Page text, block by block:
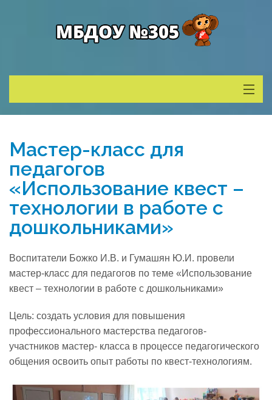
Деятельность
Родителям
Учитель года
Противодействие коррупции
Напишите нам
Мастер-класс для
педагогов
«Использование квест –
технологии в работе с
дошкольниками»
Воспитатели Божко И.В. и Гумашян Ю.И. провели
мастер-класс для педагогов по теме «Использование
квест – технологии в работе с дошкольниками»
Цель: создать условия для повышения
профессионального мастерства педагогов-
участников мастер- класса в процессе педагогического
общения освоить опыт работы по квест-технологиям.